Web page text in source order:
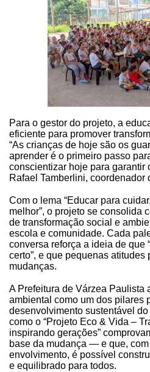
Para o gestor do projeto, a
eficiente para promover
“As crianças de hoje são os
aprender é o primeiro passo
conscientizar hoje para garantir
Rafael Tamberlini, coordenador
Com o lema “Educar para
melhor”, o projeto se consolida
de transformação social e
escola e comunidade. Cada
conversa reforça a ideia de que
certo”, e que pequenas atitudes
mudanças.
A Prefeitura de Várzea Paulista
ambiental como um dos pilares
desenvolvimento sustentável
como o “Projeto Eco & Vida –
inspirando gerações”
base da mudança — e que,
envolvimento, é possível
e equilibrado para todos.